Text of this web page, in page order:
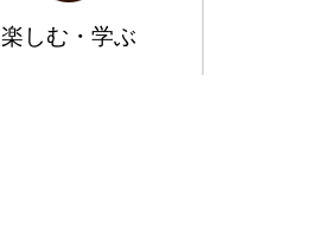
楽しむ・学ぶ